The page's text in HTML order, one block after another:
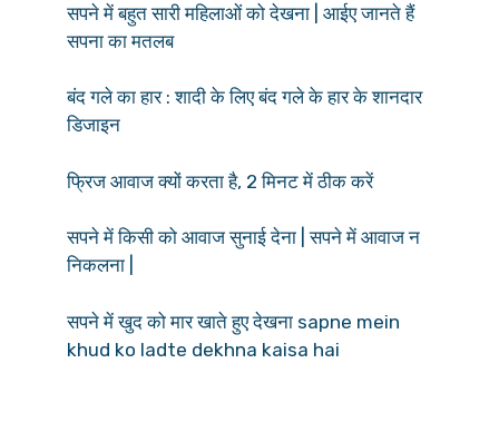
सपने में बहुत सारी महिलाओं को देखना | आईए जानते हैं
सपना का मतलब
बंद गले का हार : शादी के लिए बंद गले के हार के शानदार
डिजाइन
फ्रिज आवाज क्यों करता है, 2 मिनट में ठीक करें
सपने में किसी को आवाज सुनाई देना | सपने में आवाज न
निकलना |
सपने में खुद को मार खाते हुए देखना sapne mein
khud ko ladte dekhna kaisa hai